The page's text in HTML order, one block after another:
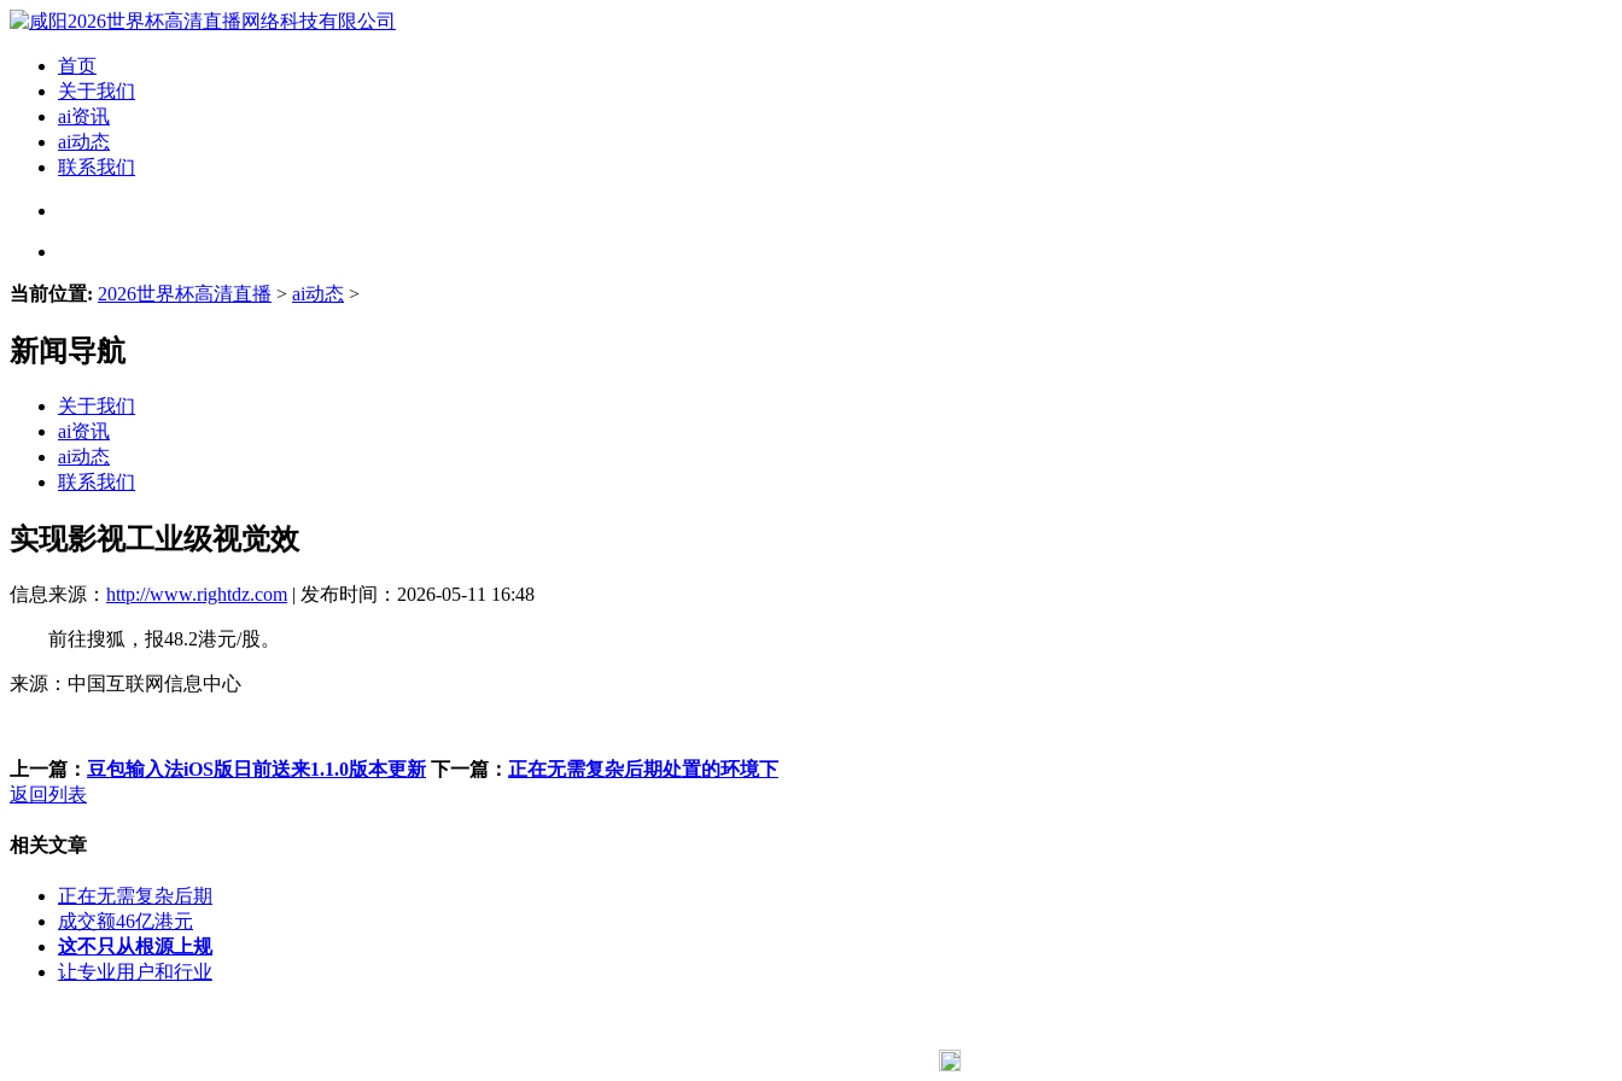
首页
关于我们
ai资讯
ai动态
联系我们
当前位置: 2026世界杯高清直播 > ai动态 >
新闻导航
关于我们
ai资讯
ai动态
联系我们
实现影视工业级视觉效
信息来源： http://www.rightdz.com | 发布时间：2026-05-11 16:48
前往搜狐，报48.2港元/股。
来源：中国互联网信息中心
上一篇： 豆包输入法iOS版日前送来1.1.0版本更新 下一篇： 正在无需复杂后期处置的环境下
返回列表
相关文章
正在无需复杂后期
成交额46亿港元
这不只从根源上规
让专业用户和行业